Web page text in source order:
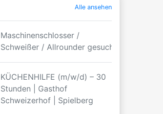
Alle ansehen
Maschinenschlosser /
Schweißer / Allrounder gesucht
KÜCHENHILFE (m/w/d) – 30
Stunden | Gasthof
Schweizerhof | Spielberg